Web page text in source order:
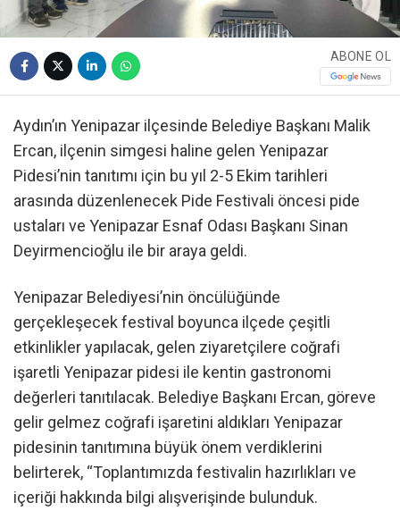
ABONE OL
Aydın’ın Yenipazar ilçesinde Belediye Başkanı Malik
Ercan, ilçenin simgesi haline gelen Yenipazar
Pidesi’nin tanıtımı için bu yıl 2-5 Ekim tarihleri
arasında düzenlenecek Pide Festivali öncesi pide
ustaları ve Yenipazar Esnaf Odası Başkanı Sinan
Deyirmencioğlu ile bir araya geldi.
Yenipazar Belediyesi’nin öncülüğünde
gerçekleşecek festival boyunca ilçede çeşitli
etkinlikler yapılacak, gelen ziyaretçilere coğrafi
işaretli Yenipazar pidesi ile kentin gastronomi
değerleri tanıtılacak. Belediye Başkanı Ercan, göreve
gelir gelmez coğrafi işaretini aldıkları Yenipazar
pidesinin tanıtımına büyük önem verdiklerini
belirterek, “Toplantımızda festivalin hazırlıkları ve
içeriği hakkında bilgi alışverişinde bulunduk.